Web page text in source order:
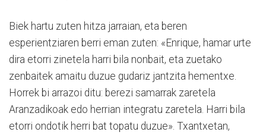
Biek hartu zuten hitza jarraian, eta beren
esperientziaren berri eman zuten: «Enrique, hamar urte
dira etorri zinetela harri bila nonbait, eta zuetako
zenbaitek amaitu duzue gudariz jantzita hementxe.
Horrek bi arrazoi ditu: berezi samarrak zaretela
Aranzadikoak edo herrian integratu zaretela. Harri bila
etorri ondotik herri bat topatu duzue». Txantxetan,